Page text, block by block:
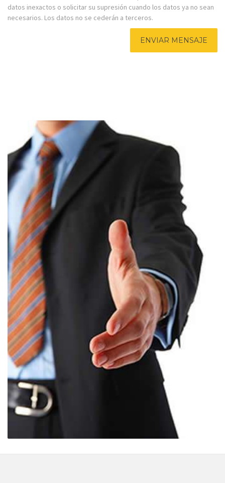
datos inexactos o solicitar su supresión cuando los datos ya no sean
necesarios. Los datos no se cederán a terceros.